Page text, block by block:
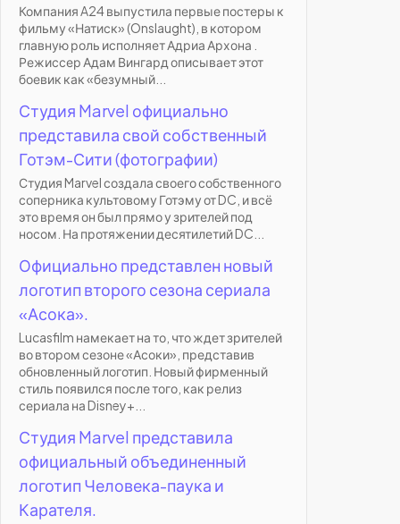
Компания A24 выпустила первые постеры к
фильму «Натиск» (Onslaught), в котором
главную роль исполняет Адриа Архона .
Режиссер Адам Вингард описывает этот
боевик как «безумный...
Студия Marvel официально
представила свой собственный
Готэм-Сити (фотографии)
Студия Marvel создала своего собственного
соперника культовому Готэму от DC, и всё
это время он был прямо у зрителей под
носом. На протяжении десятилетий DC...
Официально представлен новый
логотип второго сезона сериала
«Асока».
Lucasfilm намекает на то, что ждет зрителей
во втором сезоне «Асоки», представив
обновленный логотип. Новый фирменный
стиль появился после того, как релиз
сериала на Disney+...
Студия Marvel представила
официальный объединенный
логотип Человека-паука и
Карателя.